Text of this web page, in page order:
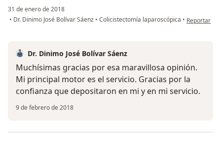
31 de enero de 2018
• Dr. Dinimo José Bolívar Sáenz • Colicistectomía laparoscópica • en opinión
Reportar
Dr. Dinimo José Bolívar Sáenz
Muchísimas gracias por esa maravillosa opinión.
Mi principal motor es el servicio. Gracias por la
confianza que depositaron en mi y en mi servicio.
9 de febrero de 2018